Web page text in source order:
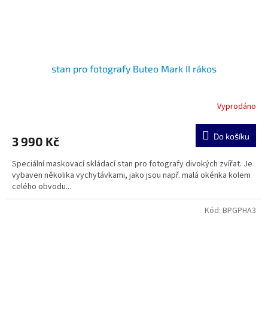
stan pro fotografy Buteo Mark II rákos
Vyprodáno
3 990 Kč Do košíku
Speciální maskovací skládací stan pro fotografy divokých zvířat. Je
vybaven několika vychytávkami, jako jsou např. malá okénka kolem
celého obvodu...
Kód: BPGPHA3